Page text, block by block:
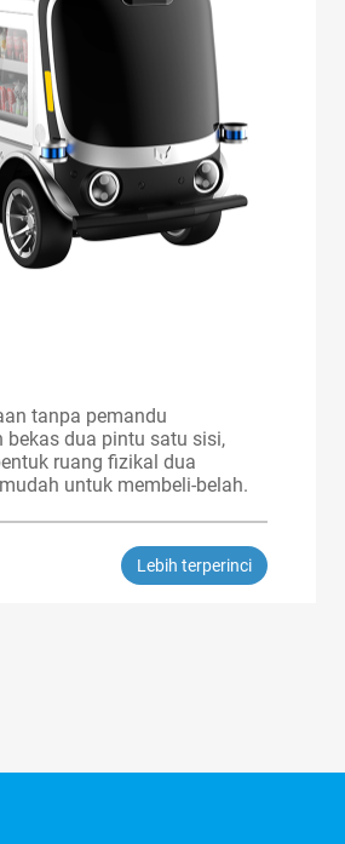
tanpa pemandu
bekas dua pintu satu sisi,
ruang fizikal dua
untuk membeli-belah.
Lebih terperinci